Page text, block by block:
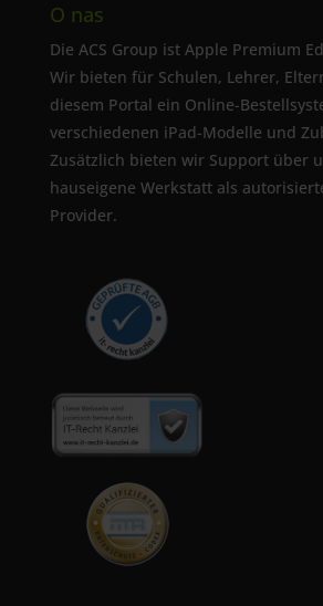
O nas
Die ACS Group ist Apple Premium
Wir bieten für Schulen, Lehrer,
diesem Portal ein Online-
verschiedenen iPad-Modelle und
Zusätzlich bieten wir Support über
hauseigene Werkstatt als
Provider.